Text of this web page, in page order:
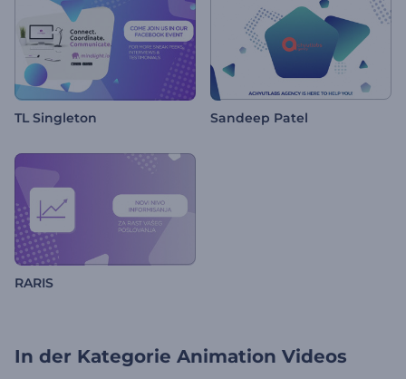
TL Singleton Sandeep Patel
RARIS
In der Kategorie Animation Videos